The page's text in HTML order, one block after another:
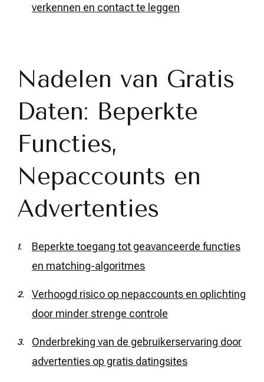
verkennen en contact te leggen
Nadelen van Gratis
Daten: Beperkte
Functies,
Nepaccounts en
Advertenties
Beperkte toegang tot geavanceerde functies
en matching-algoritmes
Verhoogd risico op nepaccounts en oplichting
door minder strenge controle
Onderbreking van de gebruikerservaring door
advertenties op gratis datingsites